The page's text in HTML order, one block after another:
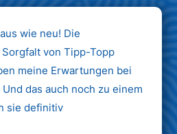
AG
wie neu! Die
von Tipp-Topp
meine Erwartungen bei
das auch noch zu einem
sie definitiv